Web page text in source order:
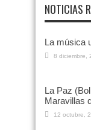
NOTICIAS
La música
8 diciembre,
La Paz
Maravillas
12 octubre,